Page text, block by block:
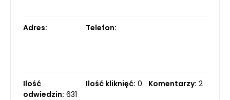
Adres: Telefon:
Ilość
odwiedzin: 631
Ilość kliknięć: 0 Komentarzy: 2